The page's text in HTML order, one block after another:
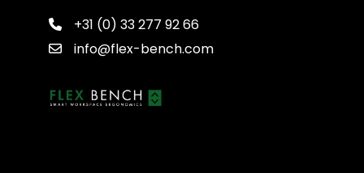
+31 (0) 33 277 92 66
info@flex-bench.com